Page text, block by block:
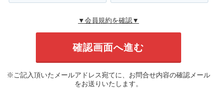
▼会員規約を確認▼
※ご記入頂いたメールアドレス宛てに、お問合せ内容の確認メール
をお送りいたします。